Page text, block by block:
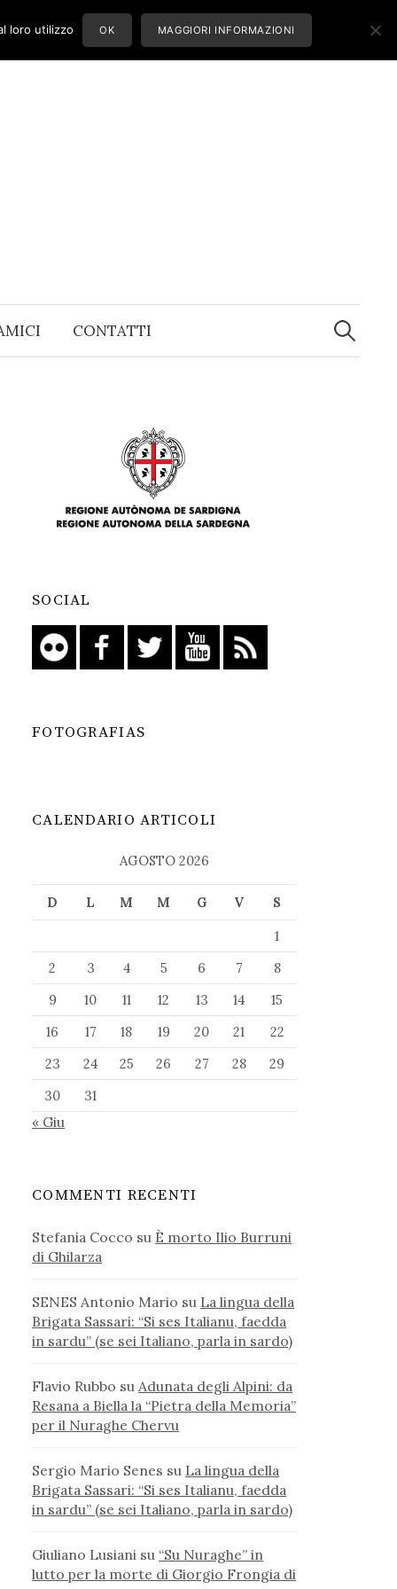
CONTATTI
Ricerca
per:
SOCIAL
FOTOGRAFIAS
CALENDARIO ARTICOLI
AGOSTO 2026
D L M M G V
S
1
2
3 4 5 6 7
8
9
10 11 12 13 14
15
16
17 18 19 20 21
22
23
24 25 26 27 28
29
30
31
« Giu
COMMENTI RECENTI
Stefania Cocco su È morto Ilio Burruni
di Ghilarza
SENES Antonio Mario su La lingua della
Brigata Sassari: “Si ses Italianu, faedda
in sardu” (se sei Italiano, parla in sardo)
Flavio Rubbo su Adunata degli Alpini: da
Resana a Biella la “Pietra della Memoria”
per il Nuraghe Chervu
Sergio Mario Senes su La lingua della
Brigata Sassari: “Si ses Italianu, faedda
in sardu” (se sei Italiano, parla in sardo)
Giuliano Lusiani su “Su Nuraghe” in
lutto per la morte di Giorgio Frongia di
loro utilizzo OK MAGGIORI INFORMAZIONI